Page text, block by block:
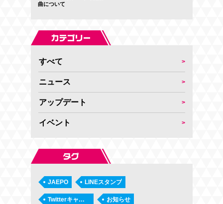
曲について
すべて
ニュース
アップデート
イベント
JAEPO LINEスタンプ
Twitterキャンペーン お知らせ